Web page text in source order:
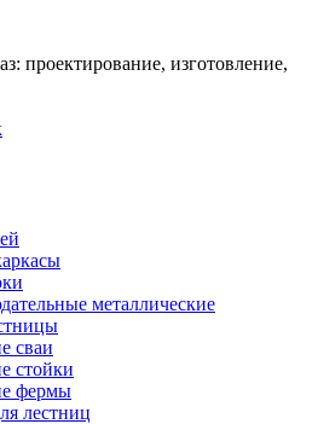
проектирование, изготовление,
металлические
сваи
стойки
фермы
лестниц